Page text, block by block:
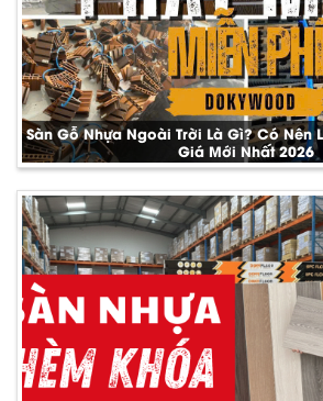
Sàn Gỗ Nhựa Ngoài Trời Là Gì? Có Nên
Giá Mới Nhất 2026